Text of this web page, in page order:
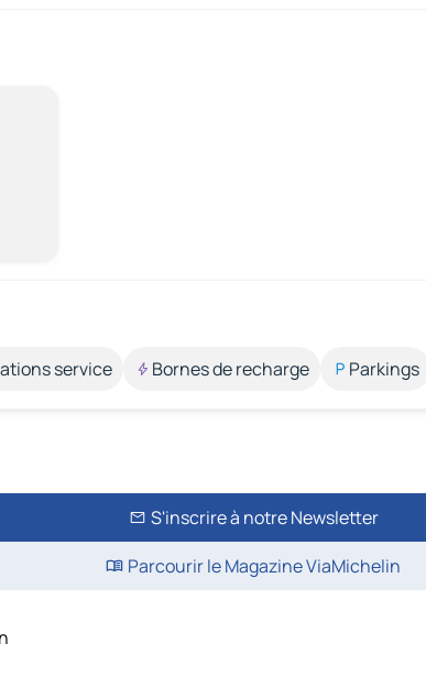
service Bornes de recharge Parkings
S'inscrire à notre Newsletter
Parcourir le Magazine ViaMichelin